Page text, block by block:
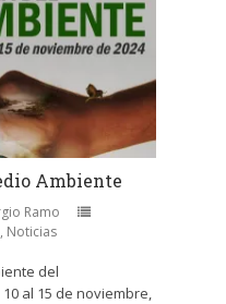
Ambiente
Ramo
, Noticias
del
al 15 de noviembre,